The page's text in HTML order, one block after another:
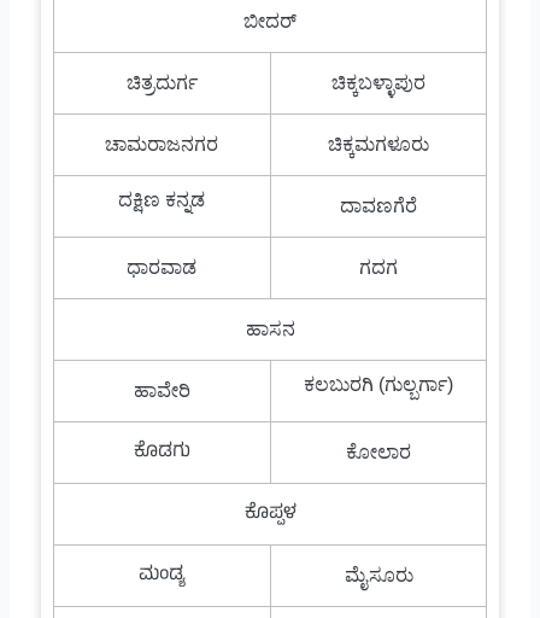
ಬೀದರ್
ಚಿತ್ರದುರ್ಗ ಚಿಕ್ಕಬಳ್ಳಾಪುರ
ಚಾಮರಾಜನಗರ ಚಿಕ್ಕಮಗಳೂರು
ದಕ್ಷಿಣ ಕನ್ನಡ ದಾವಣಗೆರೆ
ಧಾರವಾಡ ಗದಗ
ಹಾಸನ
ಹಾವೇರಿ ಕಲಬುರಗಿ (ಗುಲ್ಬರ್ಗಾ)
ಕೊಡಗು ಕೋಲಾರ
ಕೊಪ್ಪಳ
ಮಂಡ್ಯ
ಮೈಸೂರು